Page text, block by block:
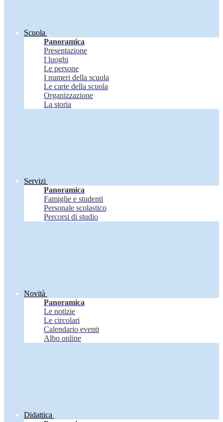
Scuola
Panoramica
Presentazione
I luoghi
Le persone
I numeri della scuola
Le carte della scuola
Organizzazione
La storia
Servizi
Panoramica
Famiglie e studenti
Personale scolastico
Percorsi di studio
Novità
Panoramica
Le notizie
Le circolari
Calendario eventi
Albo online
Didattica